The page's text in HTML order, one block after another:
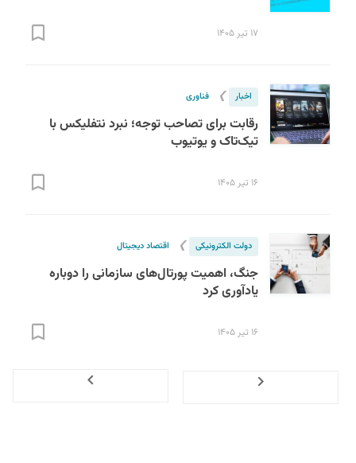
۱۷ تیر ۱۴۰۵
اخبار ❯ فناوری
رقابت برای تصاحب توجه؛ نبرد نتفلیکس با
تیک‌تاک و یوتیوب
۱۶ تیر ۱۴۰۵
دولت الکترونیکی ❯ اقتصاد دیجیتال
جنگ، اهمیت پورتال‌های سازمانی را دوباره
یادآوری کرد
۱۶ تیر ۱۴۰۵